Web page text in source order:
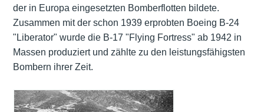
der in Europa eingesetzten Bomberflotten bildete.
Zusammen mit der schon 1939 erprobten Boeing B-24
"Liberator" wurde die B-17 "Flying Fortress" ab 1942 in
Massen produziert und zählte zu den leistungsfähigsten
Bombern ihrer Zeit.